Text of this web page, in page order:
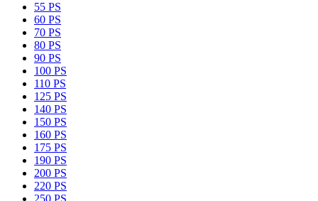
55 PS
60 PS
70 PS
80 PS
90 PS
100 PS
110 PS
125 PS
140 PS
150 PS
160 PS
175 PS
190 PS
200 PS
220 PS